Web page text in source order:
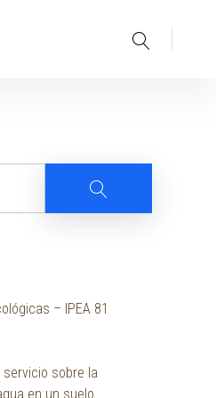
Search
Search
– IPEA 81
sobre la
en un suelo